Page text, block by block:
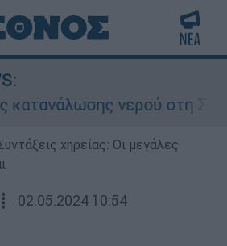
νερού στη
χηρείας: Οι μεγάλες
02.05.2024 10:54